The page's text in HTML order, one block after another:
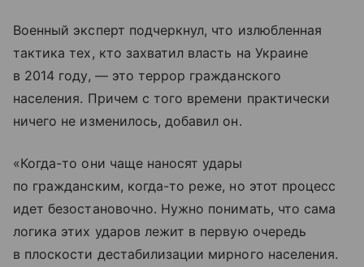
Военный эксперт подчеркнул, что излюбленная
тактика тех, кто захватил власть на Украине
в 2014 году, — это террор гражданского
населения. Причем с того времени практически
ничего не изменилось, добавил он.
«Когда-то они чаще наносят удары
по гражданским, когда-то реже, но этот процесс
идет безостановочно. Нужно понимать, что сама
логика этих ударов лежит в первую очередь
в плоскости дестабилизации мирного населения.